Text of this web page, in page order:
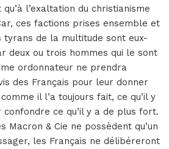
l’exaltation du christianisme
ces factions prises ensemble et
de la multitude sont eux-
deux ou trois hommes qui le sont
ordonnateur ne prendra
des Français pour leur donner
il l’a toujours fait, ce qu’il y
ce qu’il y a de plus fort.
Macron & Cie ne possèdent qu’un
les Français ne délibéreront